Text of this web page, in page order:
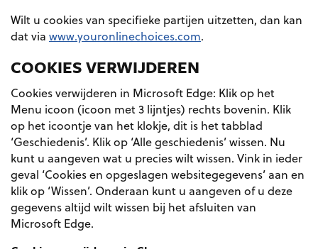
Wilt u cookies van specifieke partijen uitzetten, dan kan
dat via www.youronlinechoices.com.
COOKIES VERWIJDEREN
Cookies verwijderen in Microsoft Edge: Klik op het
Menu icoon (icoon met 3 lijntjes) rechts bovenin. Klik
op het icoontje van het klokje, dit is het tabblad
‘Geschiedenis’. Klik op ‘Alle geschiedenis’ wissen. Nu
kunt u aangeven wat u precies wilt wissen. Vink in ieder
geval ‘Cookies en opgeslagen websitegegevens’ aan en
klik op ‘Wissen’. Onderaan kunt u aangeven of u deze
gegevens altijd wilt wissen bij het afsluiten van
Microsoft Edge.